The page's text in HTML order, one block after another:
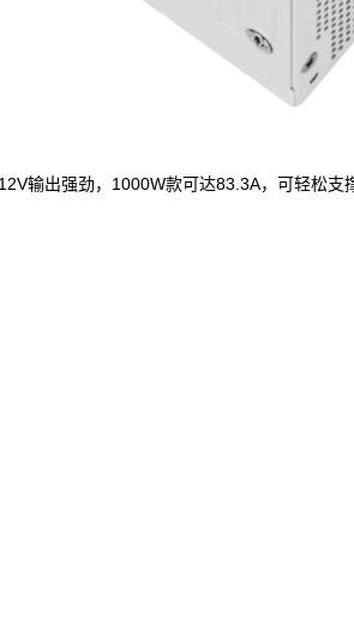
输出强劲，1000W款可达83.3A，可轻松